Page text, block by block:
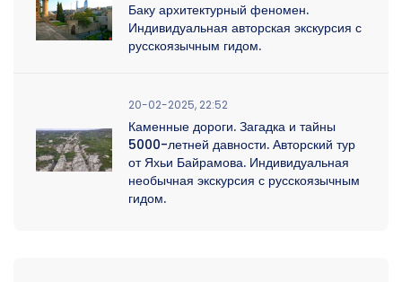
Баку архитектурный феномен.
Индивидуальная авторская экскурсия с
русскоязычным гидом.
20-02-2025, 22:52
Каменные дороги. Загадка и тайны
5000-летней давности. Авторский тур
от Яхьи Байрамова. Индивидуальная
необычная экскурсия с русскоязычным
гидом.